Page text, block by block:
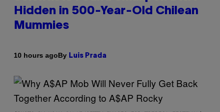
Hidden in 500-Year-Old Chilean
Mummies
10 hours agoBy Luis Prada